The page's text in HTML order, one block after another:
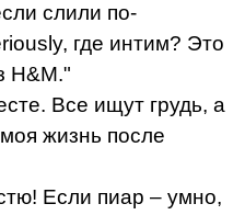
слили по-
где интим? Это
H&M."
Все ищут грудь, а
жизнь после
Если пиар – умно,